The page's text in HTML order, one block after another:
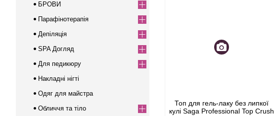
Топ для гель-лаку без липкої
кулі Saga Professional Top Crush
БРОВИ
Парафінотерапія
Депіляція
SPA Догляд
Для педикюру
Накладні нігті
Одяг для майстра
Обличчя та тіло